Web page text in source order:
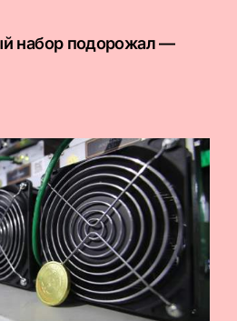
набор подорожал —